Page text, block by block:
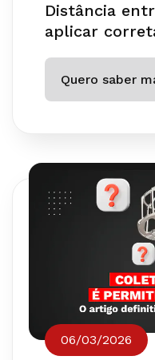
Distância
aplicar
Quero saber
06/03/2026